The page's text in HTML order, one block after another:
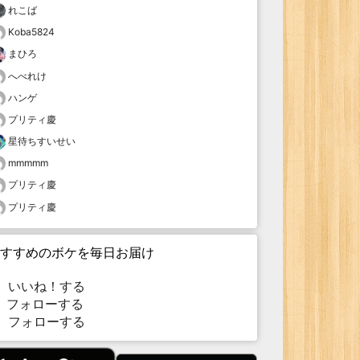
れこば
Koba5824
まひろ
へべれけ
ハンゲ
プリティ慶
星待ちすいせい
mmmmm
プリティ慶
プリティ慶
すめのボケを毎日お届け
いいね！する
ォローする
フォローする